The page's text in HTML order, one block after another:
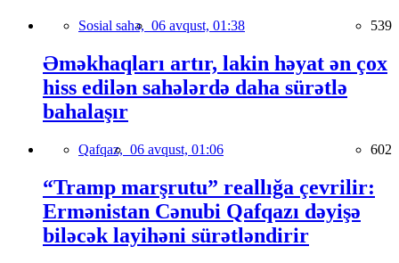
Sosial sahə, 06 avqust, 01:38 539
Əməkhaqları artır, lakin həyat ən çox
hiss edilən sahələrdə daha sürətlə
bahalaşır
Qafqaz, 06 avqust, 01:06 602
“Tramp marşrutu” reallığa çevrilir:
Ermənistan Cənubi Qafqazı dəyişə
biləcək layihəni sürətləndirir